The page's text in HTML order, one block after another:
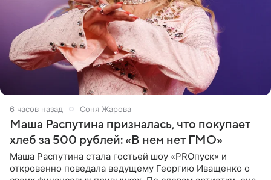
6 часов назад Соня Жарова
Маша Распутина призналась, что покупает
хлеб за 500 рублей: «В нем нет ГМО»
Маша Распутина стала гостьей шоу «PROпуск» и
откровенно поведала ведущему Георгию Иващенко о